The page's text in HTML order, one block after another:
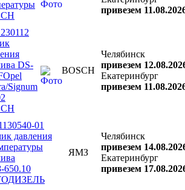
привезем
DS-
Signum
BOSCH
Челябинск
привезем
Екатеринбург
привезем
01
давления
ЯМЗ
Челябинск
привезем
Екатеринбург
привезем